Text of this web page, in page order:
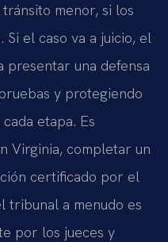
menor, si los
el caso va a juicio, el
una defensa
y protegiendo
etapa. Es
Virginia, completar un
certificado por el
tribunal a menudo es
por los jueces y